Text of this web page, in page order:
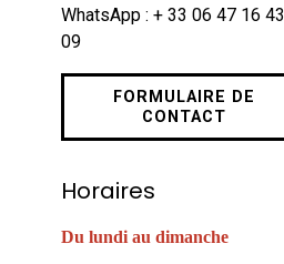
WhatsApp : + 33 06 47 16 43
09
FORMULAIRE DE
CONTACT
Horaires
Du lundi au dimanche